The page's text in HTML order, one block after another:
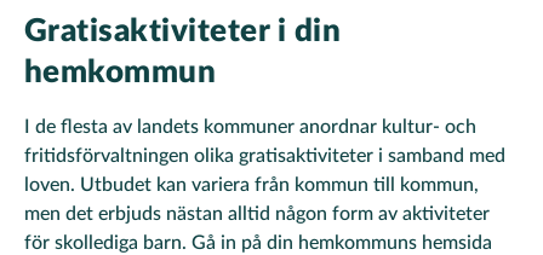
Gratisaktiviteter i din
hemkommun
I de flesta av landets kommuner anordnar kultur- och
fritidsförvaltningen olika gratisaktiviteter i samband med
loven. Utbudet kan variera från kommun till kommun,
men det erbjuds nästan alltid någon form av aktiviteter
för skollediga barn. Gå in på din hemkommuns hemsida